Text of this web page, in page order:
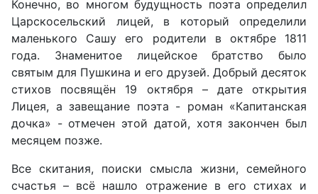
Конечно, во многом будущность поэта определил
Царскосельский лицей, в который определили
маленького Сашу его родители в октябре 1811
года. Знаменитое лицейское братство было
святым для Пушкина и его друзей. Добрый десяток
стихов посвящён 19 октября – дате открытия
Лицея, а завещание поэта - роман «Капитанская
дочка» - отмечен этой датой, хотя закончен был
месяцем позже.
Все скитания, поиски смысла жизни, семейного
счастья – всё нашло отражение в его стихах и